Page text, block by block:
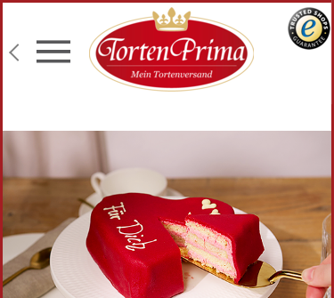
Konditor-Qualität
Torten mit Wunschtext
Lieferung an Wunschadresse